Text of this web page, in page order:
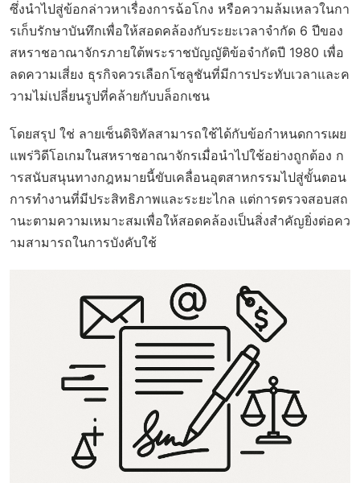
ซึ่งนำไปสู่ข้อกล่าวหาเรื่องการฉ้อโกง หรือความล้มเหลวในกา
รเก็บรักษาบันทึกเพื่อให้สอดคล้องกับระยะเวลาจำกัด 6 ปีของ
สหราชอาณาจักรภายใต้พระราชบัญญัติข้อจำกัดปี 1980 เพื่อ
ลดความเสี่ยง ธุรกิจควรเลือกโซลูชันที่มีการประทับเวลาและค
วามไม่เปลี่ยนรูปที่คล้ายกับบล็อกเชน
โดยสรุป ใช่ ลายเซ็นดิจิทัลสามารถใช้ได้กับข้อกำหนดการเผย
แพร่วิดีโอเกมในสหราชอาณาจักรเมื่อนำไปใช้อย่างถูกต้อง ก
ารสนับสนุนทางกฎหมายนี้ขับเคลื่อนอุตสาหกรรมไปสู่ขั้นตอน
การทำงานที่มีประสิทธิภาพและระยะไกล แต่การตรวจสอบสถ
านะตามความเหมาะสมเพื่อให้สอดคล้องเป็นสิ่งสำคัญยิ่งต่อคว
ามสามารถในการบังคับใช้